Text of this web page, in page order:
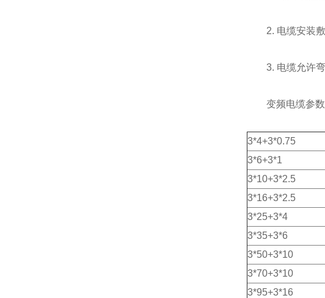
2. 电缆安装敷
3. 电缆允许弯
变频电缆参数
3*4+3*0.75
3*6+3*1
3*10+3*2.5
3*16+3*2.5
3*25+3*4
3*35+3*6
3*50+3*10
3*70+3*10
3*95+3*16